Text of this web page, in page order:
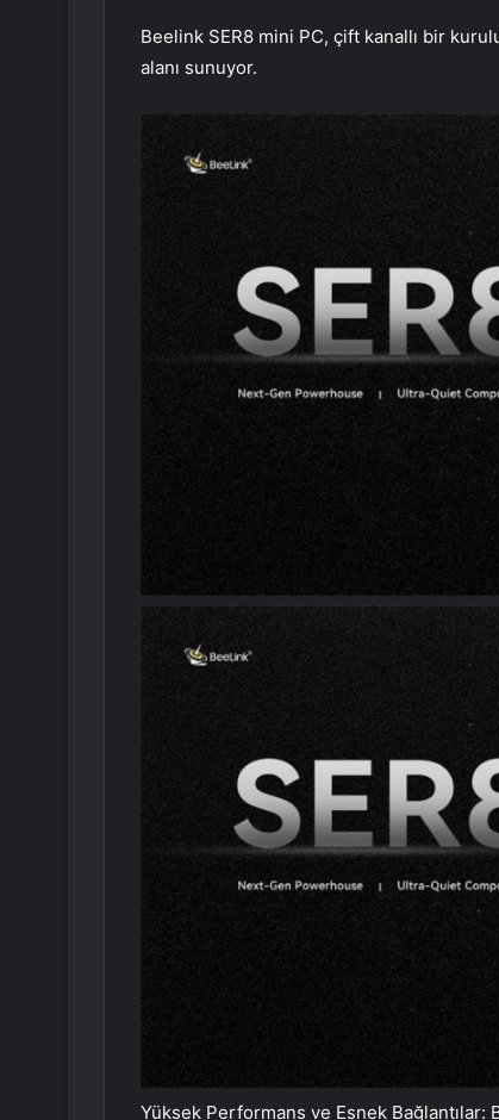
Beelink SER8 mini PC, çift kanallı bir
alanı sunuyor.
Yüksek Performans ve Esnek Bağlantılar: